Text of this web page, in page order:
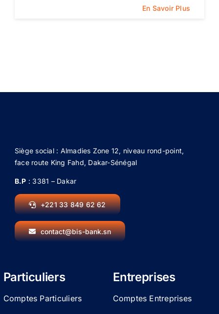
En Savoir Plus
Siège social : Almadies Zone 12, niveau rond-point,
face route King Fahd, Dakar-Sénégal
B.P : 3381 – Dakar
+221 33 849 62 62
contact@bis-bank.sn
Particuliers
Comptes Particuliers
Entreprises
Comptes Entreprises